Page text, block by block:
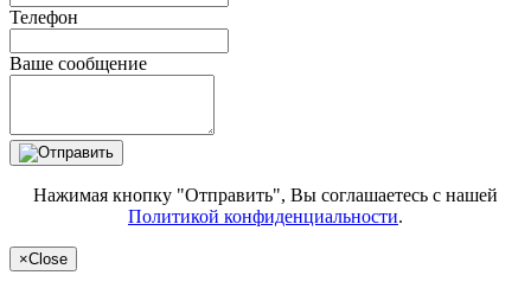
Телефон
Ваше сообщение
Нажимая кнопку "Отправить", Вы соглашаетесь с нашей
Политикой конфиденциальности.
×Close